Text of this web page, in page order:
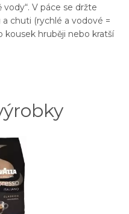
V páce se držte
chuti (rychlé a vodové =
kousek hruběji nebo kratší